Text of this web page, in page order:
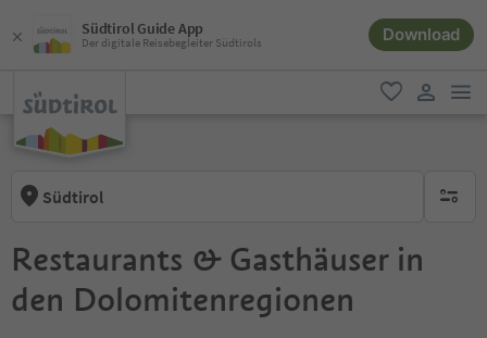
Südtirol Guide App
Der digitale Reisebegleiter Südtirols Download
favorit
Südtirol keine
Restaurants & Gasthäuser in
den Dolomitenregionen